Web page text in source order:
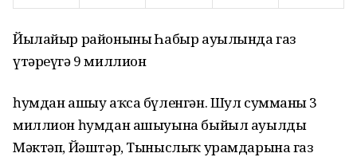
Йылайыр районының Һабыр ауылында газ
үтәреүгә 9 миллион
һумдан ашыу аҡса бүленгән. Шул сумманың 3
миллион һумдан ашыуына быйыл ауылдың
Мәктәп, Йәштәр, Тыныслыҡ урамдарына газ